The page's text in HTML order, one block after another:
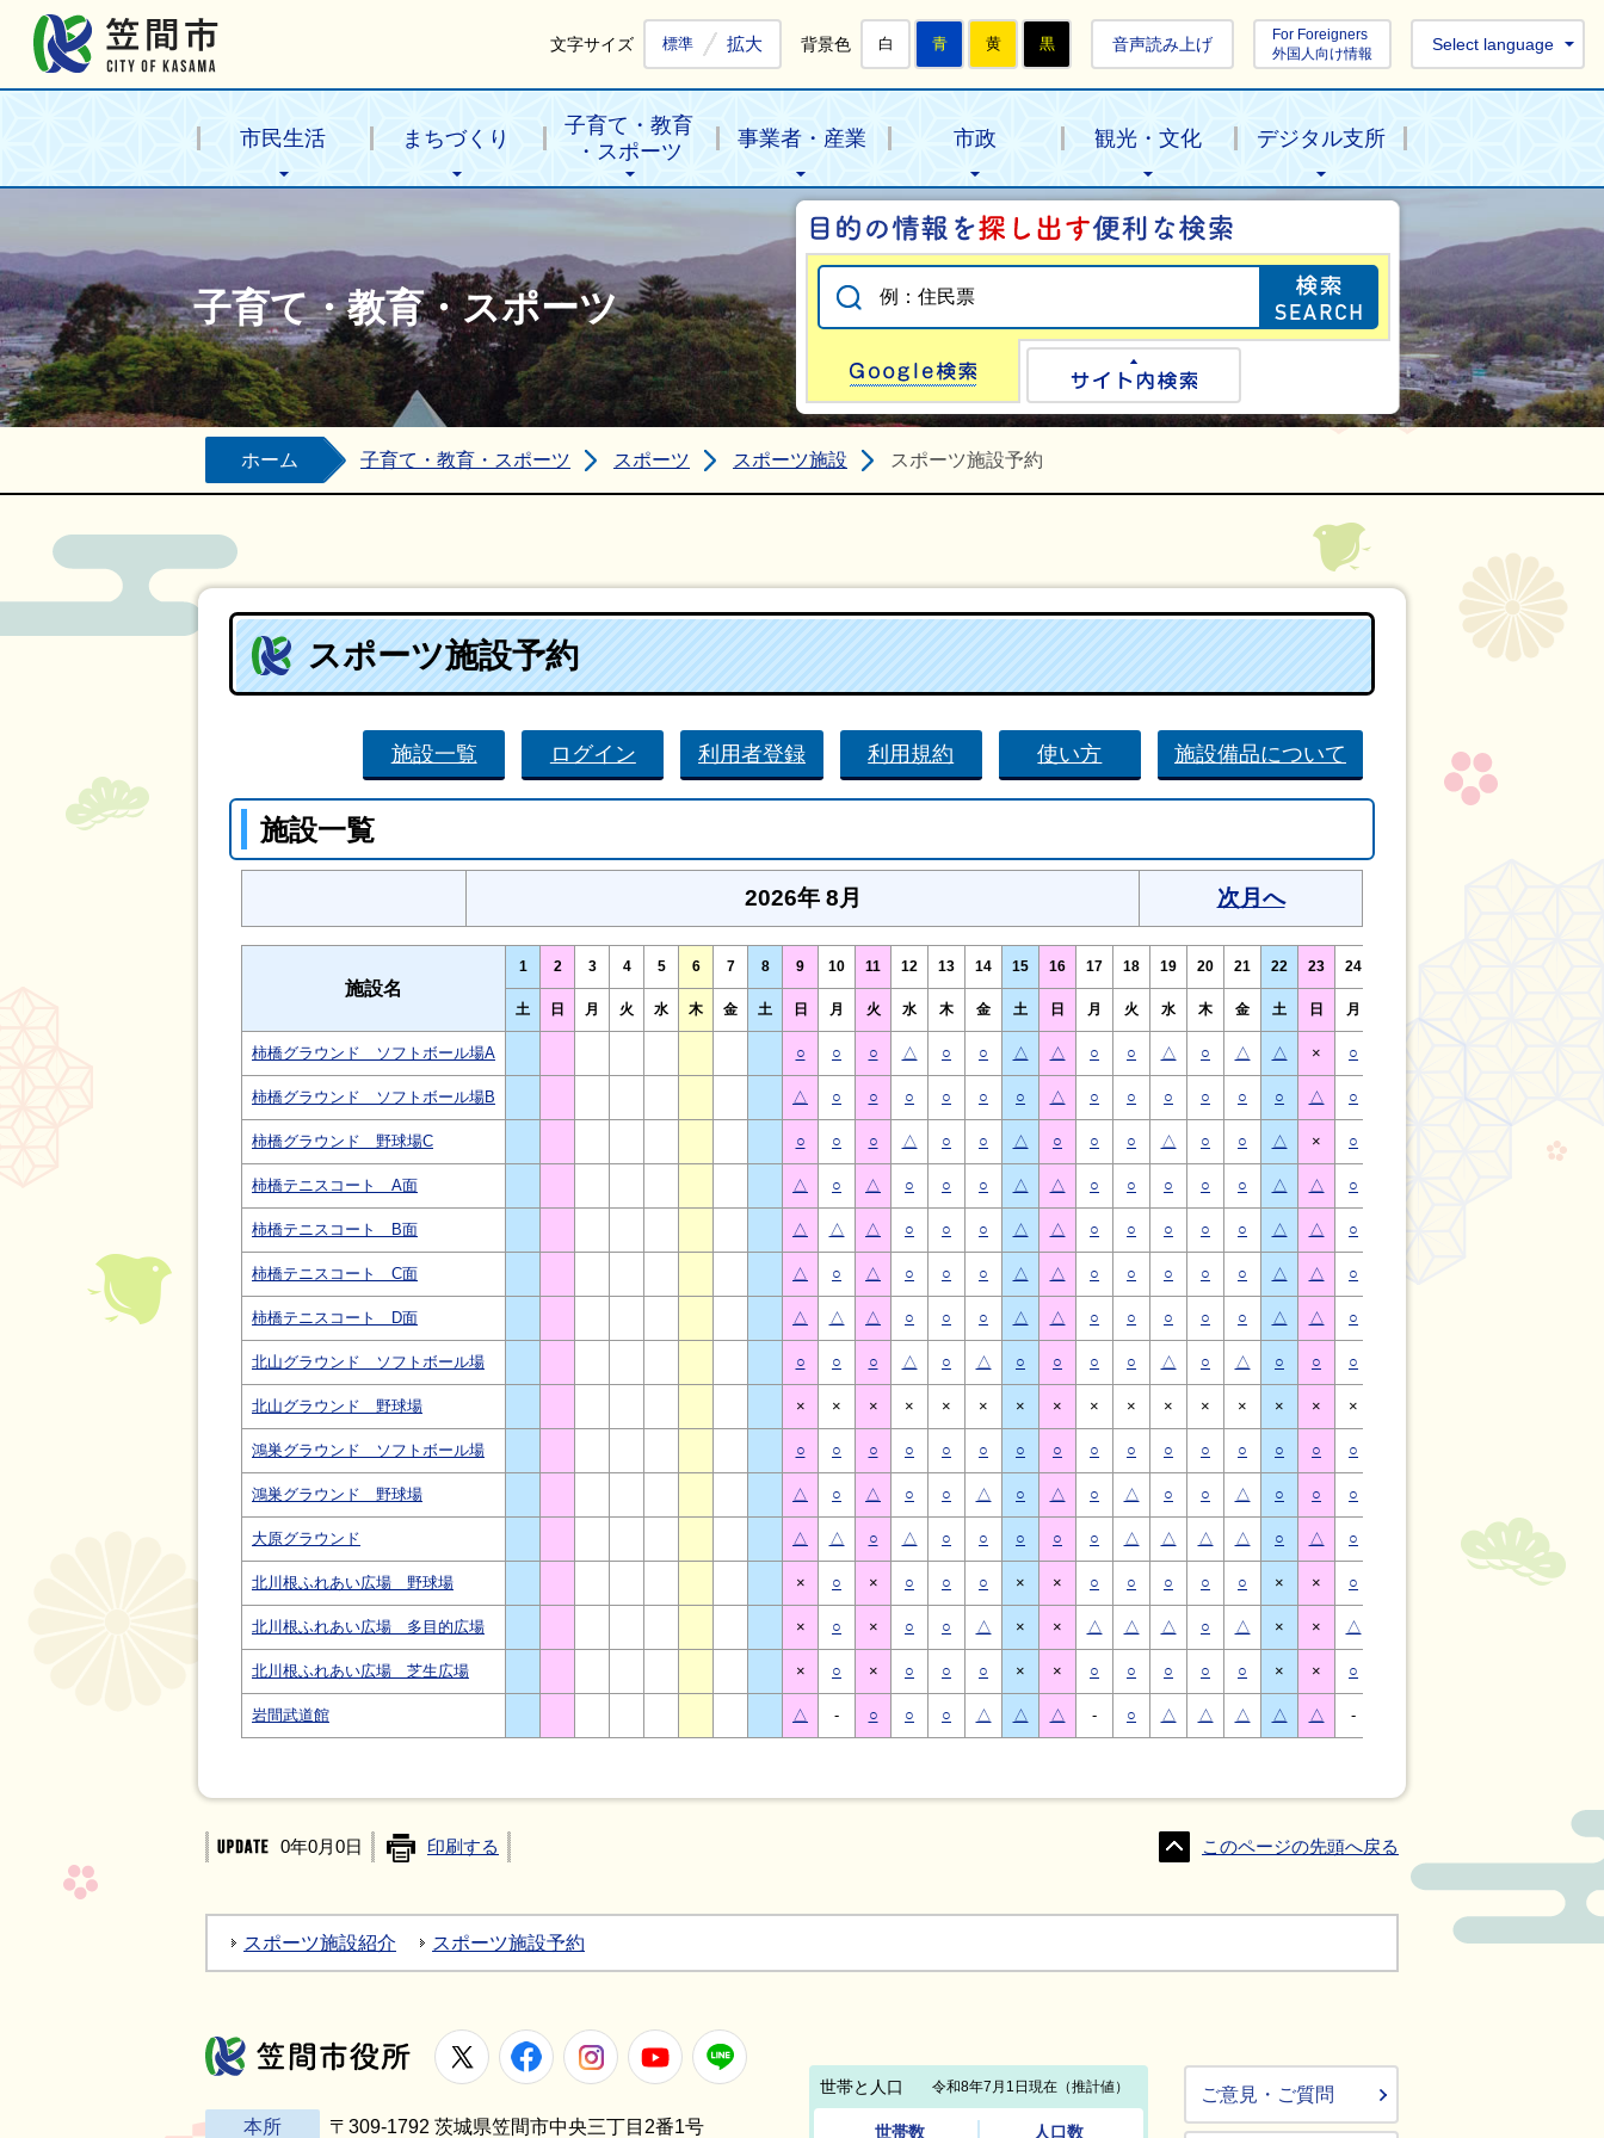
文字サイズ 標準 拡大 背景色 白 青 黄 黒 音声読み上げ
For Foreigners
外国人向け情報
Select language
市民生活 まちづくり
子育て・教育
・スポーツ
事業者・産業 市政 観光・文化 デジタル支所
子育て・教育・スポーツ
目的の情報を探
Google検索
ホーム 子育て・教育・スポーツ スポーツ スポーツ施設 スポーツ施設予約
スポーツ施設予約
施設一覧 ログイン 利用者登録 利用規約 使い方 施設備品について
施設一覧
2026年 8月 次月へ
施設名
1 2 3 4 5 6 7 8 9 10 11 12 13 14 15 16 17 18 19 20 21 22 23 24
土 日 月 火 水 木 金 土 日 月 火 水 木 金 土 日 月 火 水 木 金 土 日 月
柿橋グラウンド ソフトボール場A ○ ○ ○ △ ○ ○ △ △ ○ ○ △ ○ △ △ × ○
柿橋グラウンド ソフトボール場B △ ○ ○ ○ ○ ○ ○ △ ○ ○ ○ ○ ○ ○ △ ○ ○
柿橋グラウンド 野球場C ○ ○ ○ △ ○ ○ △ ○ ○ ○ △ ○ ○ △ × ○
柿橋テニスコート A面 △ ○ △ ○ ○ ○ △ △ ○ ○ ○ ○ ○ △ △ ○
柿橋テニスコート B面 △ △ △ ○ ○ ○ △ △ ○ ○ ○ ○ ○ △ △ ○
柿橋テニスコート C面 △ ○ △ ○ ○ ○ △ △ ○ ○ ○ ○ ○ △ △ ○
柿橋テニスコート D面 △ △ △ ○ ○ ○ △ △ ○ ○ ○ ○ ○ △ △ ○
北山グラウンド ソフトボール場 ○ ○ ○ △ ○ △ ○ ○ ○ ○ △ ○ △ ○ ○ ○
北山グラウンド 野球場 × × × × × × × × × × × × × × × ×
鴻巣グラウンド ソフトボール場 ○ ○ ○ ○ ○ ○ ○ ○ ○ ○ ○ ○ ○ ○ ○ ○
鴻巣グラウンド 野球場 △ ○ △ ○ ○ △ ○ △ ○ △ ○ ○ △ ○ ○ ○
大原グラウンド △ △ ○ △ ○ ○ ○ ○ ○ △ △ △ △ ○ △ ○ △ △ ○
北川根ふれあい広場 野球場 × ○ × ○ ○ ○ × × ○ ○ ○ ○ ○ × × ○ ×
北川根ふれあい広場 多目的広場 × ○ × ○ ○ △ × × △ △ △ ○ △ × × △
北川根ふれあい広場 芝生広場 × ○ × ○ ○ ○ × × ○ ○ ○ ○ ○ × × ○
岩間武道館 △ - ○ ○ ○ △ △ △ - ○ △ △ △ △ △ -
0年0月0日 印刷する このページの先頭へ戻る
スポーツ施設紹介 スポーツ施設予約
笠間市役所
X FacebookInstagramYoutube
本所 〒309-1792 茨城県笠間市中央三丁目2番1号
ご意見・ご質問